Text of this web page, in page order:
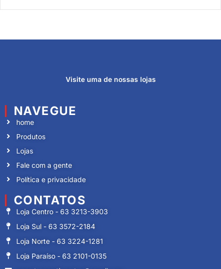
Visite uma de nossas lojas
NAVEGUE
home
Produtos
Lojas
Fale com a gente
Política e privacidade
CONTATOS
Loja Centro - 63 3213-3903
Loja Sul - 63 3572-2184
Loja Norte - 63 3224-1281
Loja Paraíso - 63 2101-0135